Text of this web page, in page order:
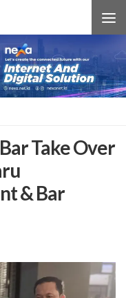
Take Over
& Bar